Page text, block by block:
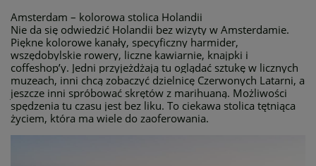
Amsterdam – kolorowa stolica Holandii
Nie da się odwiedzić Holandii bez wizyty w Amsterdamie.
Piękne kolorowe kanały, specyficzny harmider,
wszędobylskie rowery, liczne kawiarnie, knajpki i
coffeshop’y. Jedni przyjeżdżają tu oglądać sztukę w licznych
muzeach, inni chcą zobaczyć dzielnicę Czerwonych Latarni, a
jeszcze inni spróbować skrętów z marihuaną. Możliwości
spędzenia tu czasu jest bez liku. To ciekawa stolica tętniąca
życiem, która ma wiele do zaoferowania.